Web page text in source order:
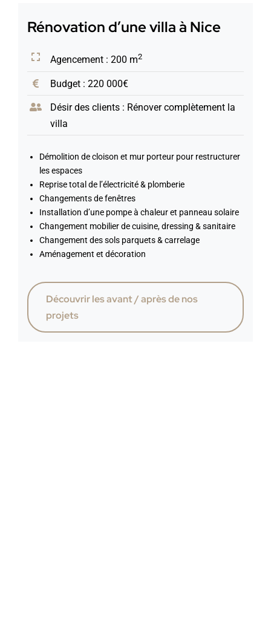
Rénovation d’une villa à Nice
Agencement : 200 m2
Budget : 220 000€
Désir des clients : Rénover complètement la
villa
Démolition de cloison et mur porteur pour restructurer
les espaces
Reprise total de l’électricité & plomberie
Changements de fenêtres
Installation d’une pompe à chaleur et panneau solaire
Changement mobilier de cuisine, dressing & sanitaire
Changement des sols parquets & carrelage
Aménagement et décoration
Découvrir les avant / après de nos
projets